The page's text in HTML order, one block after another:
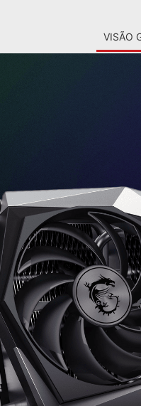
VISÃO